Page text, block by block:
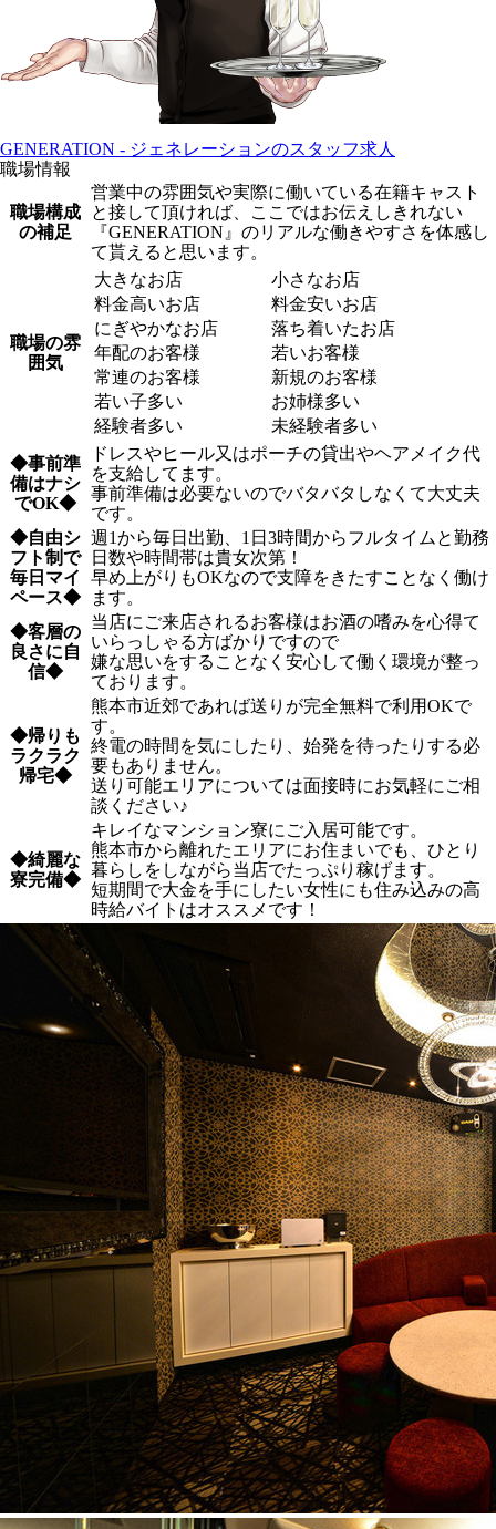
GENERATION - ジェネレーションのスタッフ求人
職場情報
職場構成
の補足
営業中の雰囲気や実際に働いている在籍キャスト
と接して頂ければ、ここではお伝えしきれない
『GENERATION』のリアルな働きやすさを体感し
て貰えると思います。
職場の雰
囲気
大きなお店
小さなお店
料金高いお店
料金安いお店
にぎやかなお店
落ち着いたお店
年配のお客様
若いお客様
常連のお客様
新規のお客様
若い子多い
お姉様多い
経験者多い
未経験者多い
◆事前準
備はナシ
でOK◆
ドレスやヒール又はポーチの貸出やヘアメイク代
を支給してます。
事前準備は必要ないのでバタバタしなくて大丈夫
です。
◆自由シ
フト制で
毎日マイ
ペース◆
週1から毎日出勤、1日3時間からフルタイムと勤務
日数や時間帯は貴女次第！
早め上がりもOKなので支障をきたすことなく働け
ます。
◆客層の
良さに自
信◆
当店にご来店されるお客様はお酒の嗜みを心得て
いらっしゃる方ばかりですので
嫌な思いをすることなく安心して働く環境が整っ
ております。
◆帰りも
ラクラク
帰宅◆
熊本市近郊であれば送りが完全無料で利用OKで
す。
終電の時間を気にしたり、始発を待ったりする必
要もありません。
送り可能エリアについては面接時にお気軽にご相
談ください♪
◆綺麗な
寮完備◆
キレイなマンション寮にご入居可能です。
熊本市から離れたエリアにお住まいでも、ひとり
暮らしをしながら当店でたっぷり稼げます。
短期間で大金を手にしたい女性にも住み込みの高
時給バイトはオススメです！